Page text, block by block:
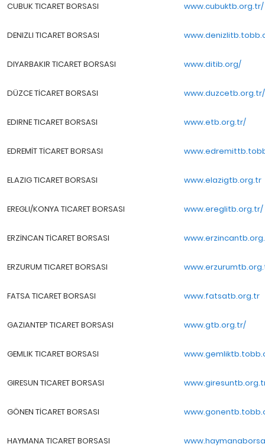
CUBUK TICARET BORSASI www.cubuktb.org.tr/
DENIZLI TICARET BORSASI
DIYARBAKIR TICARET BORSASI www.ditib.org/
DÜZCE TİCARET BORSASI www.duzcetb.org.tr/
EDIRNE TICARET BORSASI www.etb.org.tr/
EDREMİT TİCARET BORSASI
ELAZIG TICARET BORSASI www.elazigtb.org.tr
EREGLI/KONYA TICARET BORSASI www.ereglitb.org.tr/
ERZİNCAN TİCARET BORSASI
ERZURUM TICARET BORSASI
FATSA TICARET BORSASI www.fatsatb.org.tr
GAZIANTEP TICARET BORSASI www.gtb.org.tr/
GEMLIK TICARET BORSASI
GIRESUN TICARET BORSASI
GÖNEN TİCARET BORSASI
HAYMANA TICARET BORSASI